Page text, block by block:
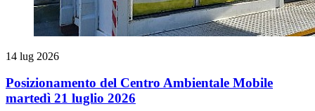
14 lug 2026
Posizionamento del Centro Ambientale Mobile
martedì 21 luglio 2026